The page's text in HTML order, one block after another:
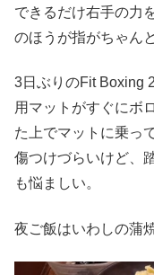
できるだけ右手の力
のほうが指がちゃん
3日ぶりのFit Boxing
用マットがすぐにボ
た上でマットに乗っ
傷つけづらいけど、
も悩ましい。
夜ご飯はいわしの蒲